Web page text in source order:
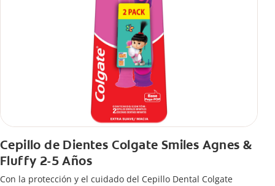
Cepillo de Dientes Colgate Smiles Agnes &
Fluffy 2-5 Años
Con la protección y el cuidado del Cepillo Dental Colgate